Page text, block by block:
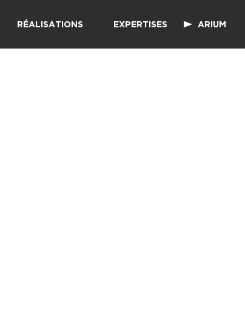
RÉALISATIONS EXPERTISES ARIUM